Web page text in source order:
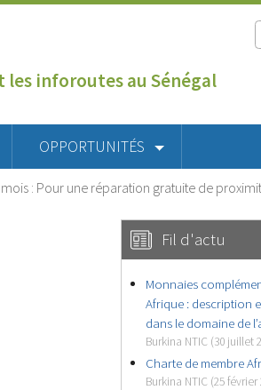
les inforoutes au Sénégal
OPPORTUNITÉS
: Pour une réparation gratuite de
Fil d'actu
Monnaies
Afrique : description
dans le domaine de
Burkina NTIC (30 juillet
Charte de membre
Burkina NTIC (25 février